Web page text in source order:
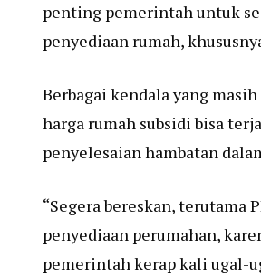
penting pemerintah untuk
penyediaan rumah,
Berbagai kendala yang
harga rumah subsidi bisa
penyelesaian hambatan
“Segera bereskan, terutama
penyediaan perumahan,
pemerintah kerap kali ugal-